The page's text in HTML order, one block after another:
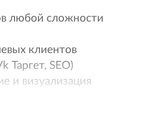
любой сложности
клиентов
Таргет, SEO)
и визуализация